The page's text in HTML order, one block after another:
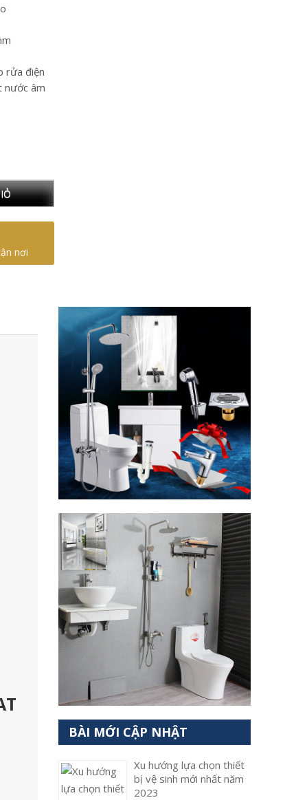
rửa điện
nước âm
nơi
BÀI MỚI CẬP NHẬT
Xu hướng lựa chọn thiết
bị vệ sinh mới nhất năm
2023